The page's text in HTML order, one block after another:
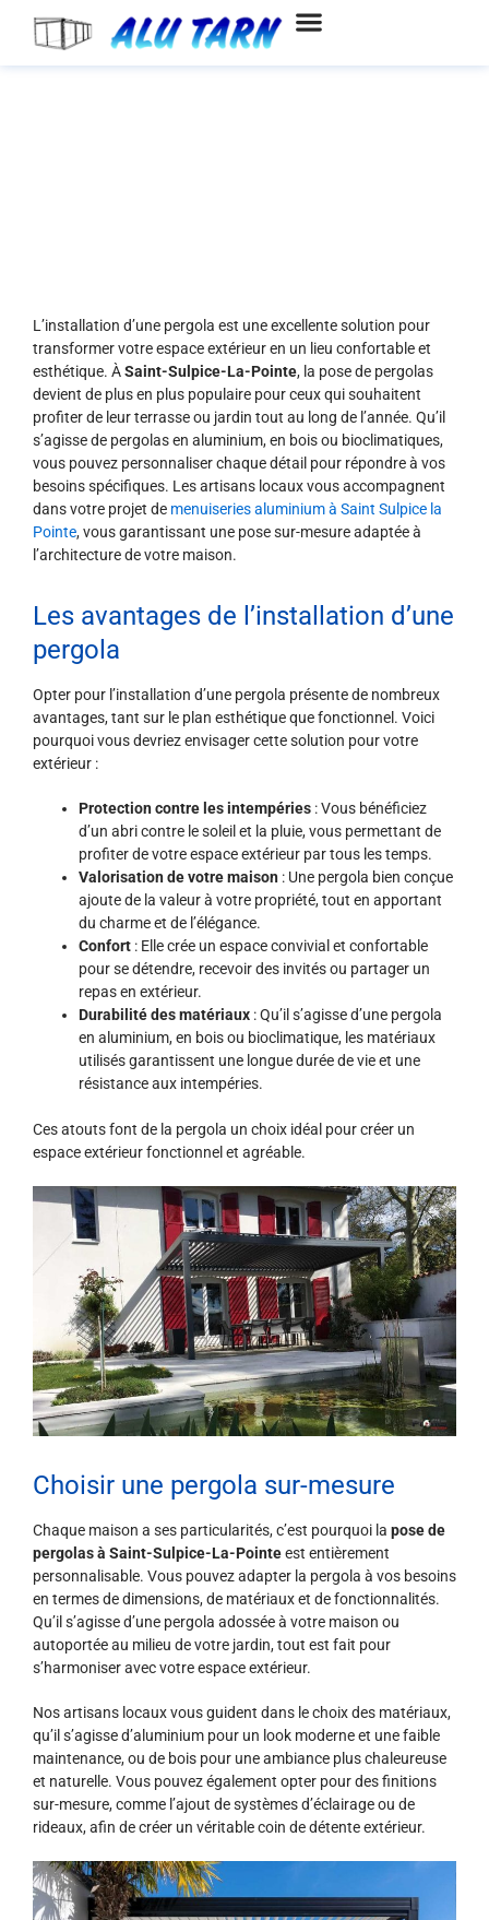
L’installation d’une pergola est une excellente solution pour
transformer votre espace extérieur en un lieu confortable et
esthétique. ÀSaint-Sulpice-La-Pointe, la pose de pergolas
devient de plus en plus populaire pour ceux qui souhaitent
profiter de leur terrasse ou jardin tout au long de l’année. Qu’il
s’agisse de pergolas en aluminium, en bois ou bioclimatiques,
vous pouvez personnaliser chaque détail pour répondre à vos
besoins spécifiques. Les artisans locaux vous accompagnent
dans votre projet de menuiseries aluminium à Saint Sulpice la
Pointe, vous garantissant une pose sur-mesure adaptée à
l’architecture de votre maison.
Les avantages de l’installation d’une
pergola
Opter pour l’installation d’une pergola présente de nombreux
avantages, tant sur le plan esthétique que fonctionnel. Voici
pourquoi vous devriez envisager cette solution pour votre
extérieur :
Protection contre les intempéries : Vous bénéficiez
d’un abri contre le soleil et la pluie, vous permettant de
profiter de votre espace extérieur par tous les temps.
Valorisation de votre maison : Une pergola bien conçue
ajoute de la valeur à votre propriété, tout en apportant
du charme et de l’élégance.
Confort : Elle crée un espace convivial et confortable
pour se détendre, recevoir des invités ou partager un
repas en extérieur.
Durabilité des matériaux : Qu’il s’agisse d’une pergola
en aluminium, en bois ou bioclimatique, les matériaux
utilisés garantissent une longue durée de vie et une
résistance aux intempéries.
Ces atouts font de la pergola un choix idéal pour créer un
espace extérieur fonctionnel et agréable.
Choisir une pergola sur-mesure
Chaque maison a ses particularités, c’est pourquoi la pose de
pergolas à Saint-Sulpice-La-Pointeest entièrement
personnalisable. Vous pouvez adapter la pergola à vos besoins
en termes de dimensions, de matériaux et de fonctionnalités.
Qu’il s’agisse d’une pergola adossée à votre maison ou
autoportée au milieu de votre jardin, tout est fait pour
s’harmoniser avec votre espace extérieur.
Nos artisans locaux vous guident dans le choix des matériaux,
qu’il s’agisse d’aluminium pour un look moderne et une faible
maintenance, ou de bois pour une ambiance plus chaleureuse
et naturelle. Vous pouvez également opter pour des finitions
sur-mesure, comme l’ajout de systèmes d’éclairage ou de
rideaux, afin de créer un véritable coin de détente extérieur.